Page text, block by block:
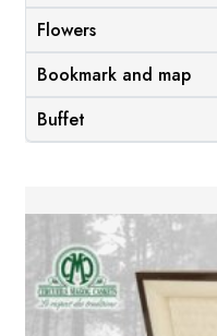
Flowers
Bookmark and map
Buffet